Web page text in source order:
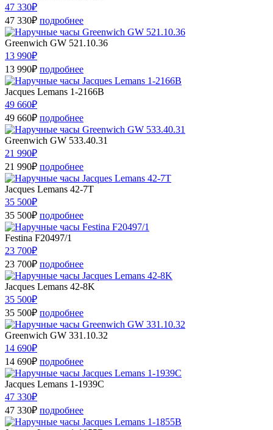
47 330₽
47 330₽ подробнее
Greenwich GW 521.10.36
13 990₽
13 990₽ подробнее
Jacques Lemans 1-2166B
49 660₽
49 660₽ подробнее
Greenwich GW 533.40.31
21 990₽
21 990₽ подробнее
Jacques Lemans 42-7T
35 500₽
35 500₽ подробнее
Festina F20497/1
23 700₽
23 700₽ подробнее
Jacques Lemans 42-8K
35 500₽
35 500₽ подробнее
Greenwich GW 331.10.32
14 690₽
14 690₽ подробнее
Jacques Lemans 1-1939C
47 330₽
47 330₽ подробнее